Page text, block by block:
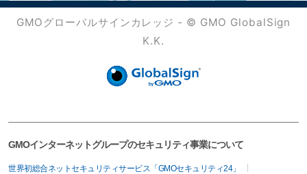
GMOグローバルサインカレッジ - © GMO GlobalSign
K.K.
GMOインターネットグループのセキュリティ事業について
世界初総合ネットセキュリティサービス「GMOセキュリティ24」